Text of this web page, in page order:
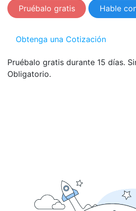
Pruébalo gratis Hable
Obtenga una Cotización
Pruébalo gratis durante 15 días.
Obligatorio.